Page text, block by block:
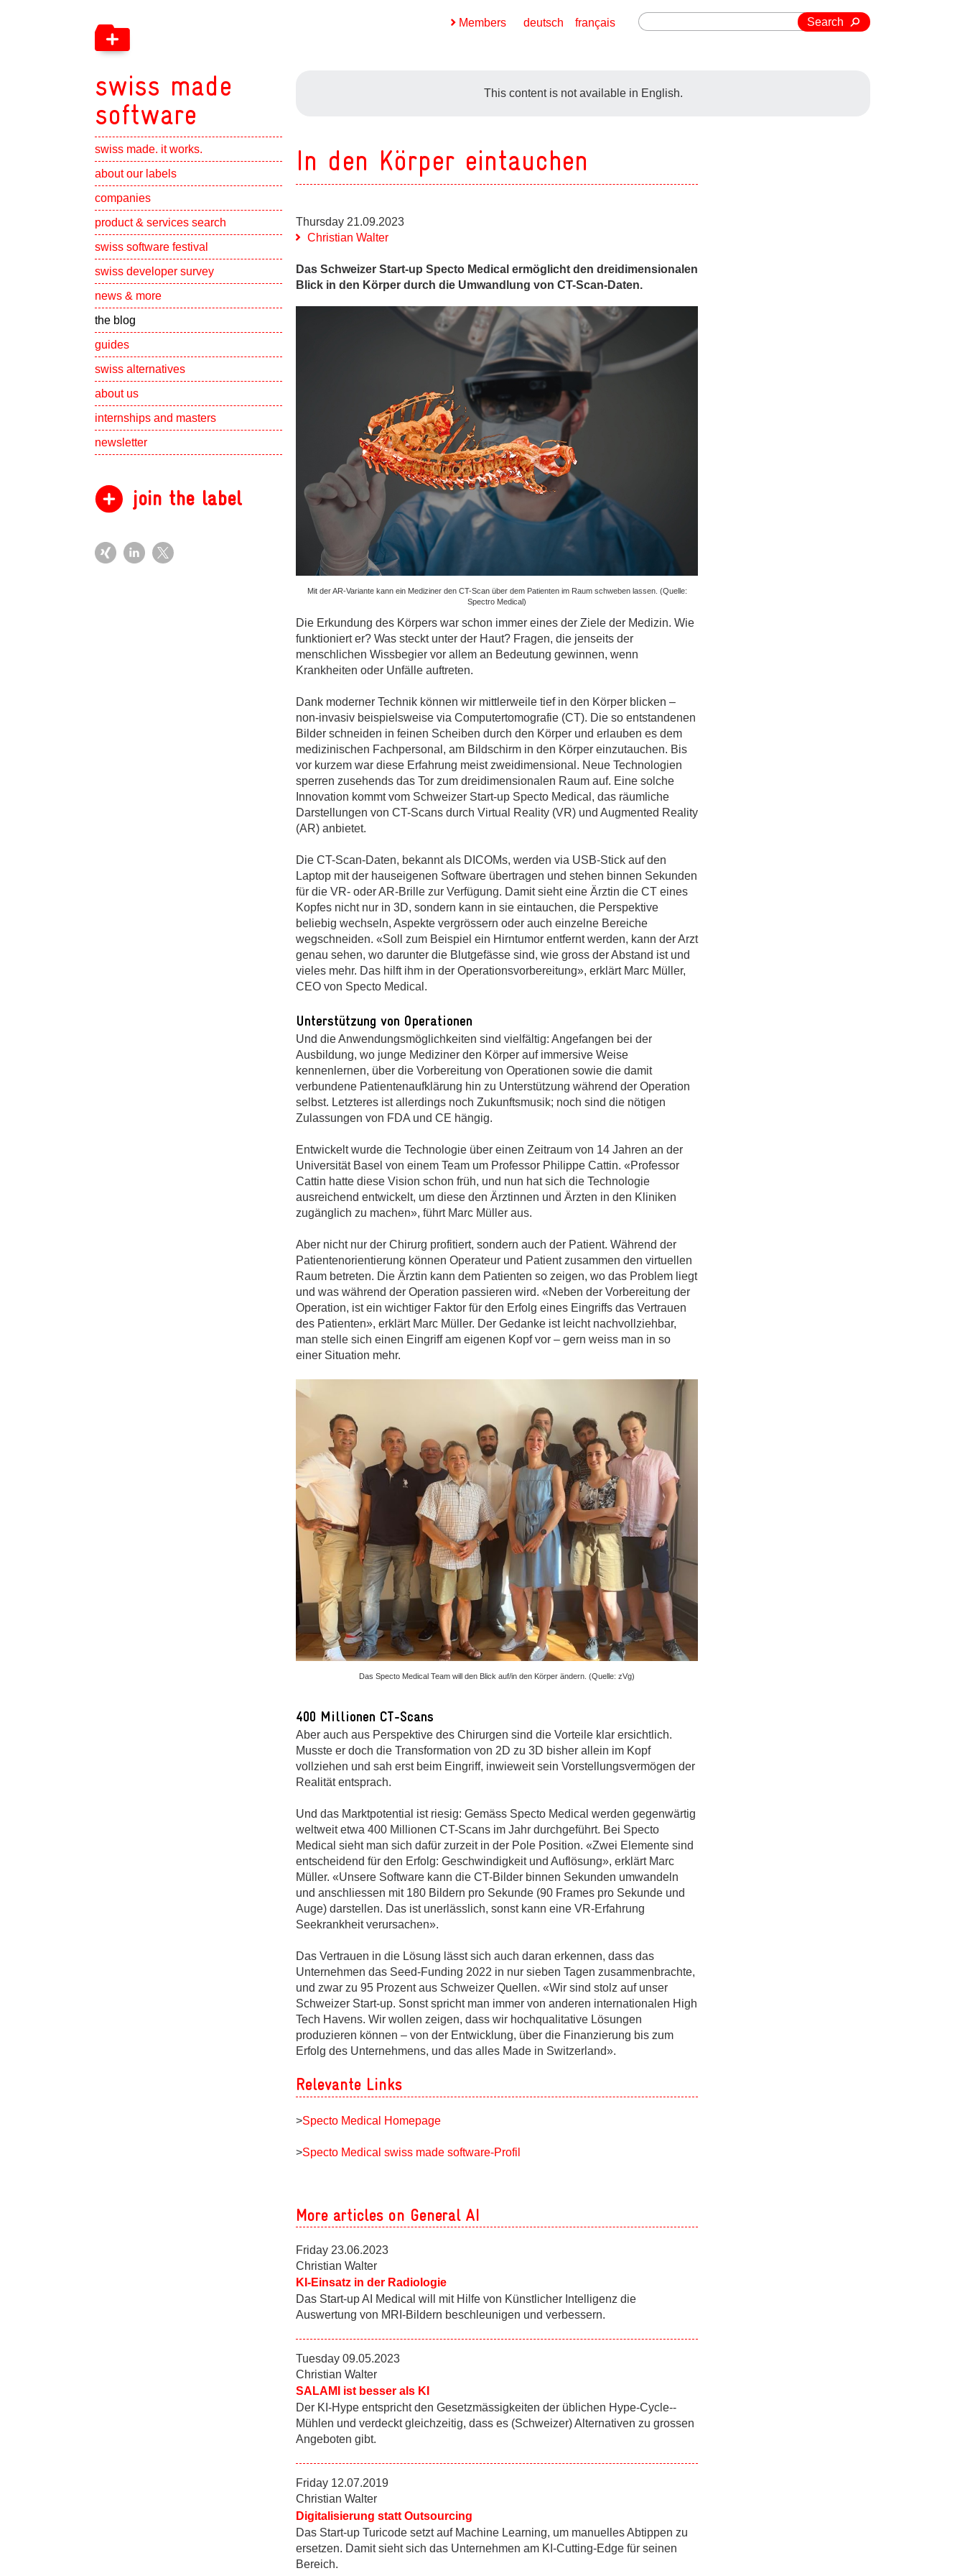
swiss made
software
swiss made. it works.
about our labels
Show subpages
companies
product & services search Show subpages
swiss software festival
swiss developer survey
Show subpages
news & more Show subpages
the blog
guides
swiss alternatives
about us
internships and masters
newsletter
join the label
Search
français
deutsch
Members
This content is not available in English.
In den Körper eintauchen
Thursday 21.09.2023
Christian Walter
Das Schweizer Start-up Specto Medical ermöglicht den dreidimensionalen
Blick in den Körper durch die Umwandlung von CT-Scan-Daten.
Mit der AR-Variante kann ein Mediziner den CT-Scan über dem Patienten im Raum schweben lassen. (Quelle:
Spectro Medical)
Die Erkundung des Körpers war schon immer eines der Ziele der Medizin. Wie
funktioniert er? Was steckt unter der Haut? Fragen, die jenseits der
menschlichen Wissbegier vor allem an Bedeutung gewinnen, wenn
Krankheiten oder Unfälle auftreten.
Dank moderner Technik können wir mittlerweile tief in den Körper blicken –
non-invasiv beispielsweise via Computertomografie (CT). Die so entstandenen
Bilder schneiden in feinen Scheiben durch den Körper und erlauben es dem
medizinischen Fachpersonal, am Bildschirm in den Körper einzutauchen. Bis
vor kurzem war diese Erfahrung meist zweidimensional. Neue Technologien
sperren zusehends das Tor zum dreidimensionalen Raum auf. Eine solche
Innovation kommt vom Schweizer Start-up Specto Medical, das räumliche
Darstellungen von CT-Scans durch Virtual Reality (VR) und Augmented Reality
(AR) anbietet.
Die CT-Scan-Daten, bekannt als DICOMs, werden via USB-Stick auf den
Laptop mit der hauseigenen Software übertragen und stehen binnen Sekunden
für die VR- oder AR-Brille zur Verfügung. Damit sieht eine Ärztin die CT eines
Kopfes nicht nur in 3D, sondern kann in sie eintauchen, die Perspektive
beliebig wechseln, Aspekte vergrössern oder auch einzelne Bereiche
wegschneiden. «Soll zum Beispiel ein Hirntumor entfernt werden, kann der Arzt
genau sehen, wo darunter die Blutgefässe sind, wie gross der Abstand ist und
vieles mehr. Das hilft ihm in der Operationsvorbereitung», erklärt Marc Müller,
CEO von Specto Medical.
Unterstützung von Operationen
Und die Anwendungsmöglichkeiten sind vielfältig: Angefangen bei der
Ausbildung, wo junge Mediziner den Körper auf immersive Weise
kennenlernen, über die Vorbereitung von Operationen sowie die damit
verbundene Patientenauf­klärung hin zu Unterstützung während der Operation
selbst. Letzteres ist allerdings noch Zukunftsmusik; noch sind die nötigen
Zulassungen von FDA und CE hängig.
Entwickelt wurde die Technologie über einen Zeitraum von 14 Jahren an der
Universität Basel von einem Team um Professor Philippe Cattin. «Professor
Cattin hatte diese Vision schon früh, und nun hat sich die Technologie
ausreichend entwickelt, um diese den Ärztinnen und Ärzten in den Kliniken
zugänglich zu machen», führt Marc Müller aus.
Aber nicht nur der Chirurg profitiert, sondern auch der Patient. Während der
Patientenorientierung können Operateur und Patient zusammen den virtuellen
Raum betreten. Die Ärztin kann dem Patienten so zeigen, wo das Problem liegt
und was während der Operation passieren wird. «Neben der Vorbereitung der
Operation, ist ein wichtiger Faktor für den Erfolg eines Eingriffs das Vertrauen
des Patienten», erklärt Marc Müller. Der Gedanke ist leicht nachvollziehbar,
man stelle sich einen Eingriff am eigenen Kopf vor – gern weiss man in so
einer Situation mehr.
Das Specto Medical Team will den Blick auf/in den Körper ändern. (Quelle: zVg)
400 Millionen CT-Scans
Aber auch aus Perspektive des Chirurgen sind die Vorteile klar ersichtlich.
Musste er doch die Transformation von 2D zu 3D bisher allein im Kopf
vollziehen und sah erst beim Eingriff, inwieweit sein Vorstellungsvermögen der
Realität entsprach.
Und das Marktpotential ist riesig: Gemäss Specto Medical werden gegenwärtig
weltweit etwa 400 Millionen CT-Scans im Jahr durchgeführt. Bei Specto
Medical sieht man sich dafür zurzeit in der Pole Position. «Zwei Elemente sind
entscheidend für den Erfolg: Geschwindigkeit und Auflösung», erklärt Marc
Müller. «Unsere Software kann die CT-Bilder binnen Sekunden umwandeln
und anschliessen mit 180 Bildern pro Sekunde (90 Frames pro Sekunde und
Auge) darstellen. Das ist unerlässlich, sonst kann eine VR-Erfahrung
Seekrankheit verursachen».
Das Vertrauen in die Lösung lässt sich auch daran erkennen, dass das
Unternehmen das Seed-Funding 2022 in nur sieben Tagen zusammenbrachte,
und zwar zu 95 Prozent aus Schweizer Quellen. «Wir sind stolz auf unser
Schweizer Start-up. Sonst spricht man immer von anderen internationalen High
Tech Havens. Wir wollen zeigen, dass wir hochqualitative Lösungen
produzieren können – von der Entwicklung, über die Finanzierung bis zum
Erfolg des Unternehmens, und das alles Made in Switzerland».
Relevante Links
>Specto Medical Homepage
>Specto Medical swiss made software-Profil
More articles on General AI
Friday 23.06.2023
Christian Walter
KI-Einsatz in der Radiologie
Das Start-up AI Medical will mit Hilfe von Künstlicher Intelligenz die
Auswertung von MRI-Bildern beschleunigen und verbessern.
Tuesday 09.05.2023
Christian Walter
SALAMI ist besser als KI
Der KI-Hype entspricht den Gesetzmässigkeiten der üblichen Hype-Cycle-­
Mühlen und verdeckt gleichzeitig, dass es (Schweizer) Alternativen zu grossen
Angeboten gibt.
Friday 12.07.2019
Christian Walter
Digitalisierung statt Outsourcing
Das Start-up Turicode setzt auf Machine Learning, um manuelles Abtippen zu
ersetzen. Damit sieht sich das Unternehmen am KI-Cutting-Edge für seinen
Bereich.